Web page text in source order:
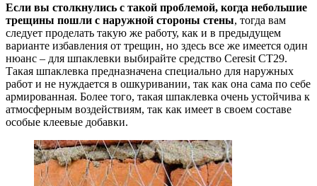
Если вы столкнулись с такой проблемой, когда небольшие
трещины пошли с наружной стороны стены, тогда вам
следует проделать такую же работу, как и в предыдущем
варианте избавления от трещин, но здесь все же имеется один
нюанс – для шпаклевки выбирайте средство Ceresit CT29.
Такая шпаклевка предназначена специально для наружных
работ и не нуждается в ошкуривании, так как она сама по себе
армированная. Более того, такая шпаклевка очень устойчива к
атмосферным воздействиям, так как имеет в своем составе
особые клеевые добавки.